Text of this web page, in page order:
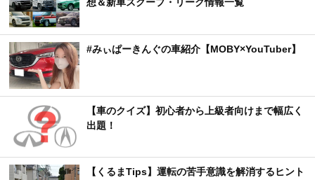
#みぃぱーきんぐの車紹介【MOBY×YouTuber】
【車のクイズ】初心者から上級者向けまで幅広く
出題！
【くるまTips】運転の苦手意識を解消するヒント